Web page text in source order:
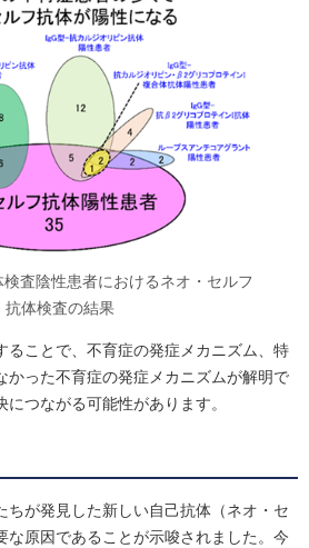
査陰性患者におけるネオ・セルフ
抗体検査の結果
ることで、不育症の発症メカニズム、特
かった不育症の発症メカニズムが解明で
つながる可能性があります。
ちが発見した新しい自己抗体（ネオ・セ
な原因であることが示唆されました。今